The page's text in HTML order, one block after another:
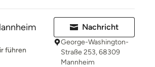
führen
Nachricht
George-Washington-
Straße 253, 68309
Mannheim